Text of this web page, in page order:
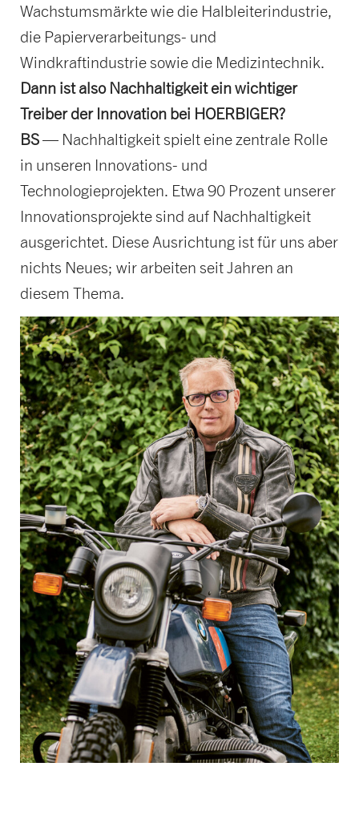
Wachstumsmärkte wie die Halbleiterindustrie,
die Papierverarbeitungs- und
Windkraftindustrie sowie die Medizintechnik.
Dann ist also Nachhaltigkeit ein wichtiger
Treiber der Innovation bei HOERBIGER?
BS— Nachhaltigkeit spielt eine zentrale Rolle
in unseren Innovations- und
Technologieprojekten. Etwa 90 Prozent unserer
Innovationsprojekte sind auf Nachhaltigkeit
ausgerichtet. Diese Ausrichtung ist für uns aber
nichts Neues; wir arbeiten seit Jahren an
diesem Thema.